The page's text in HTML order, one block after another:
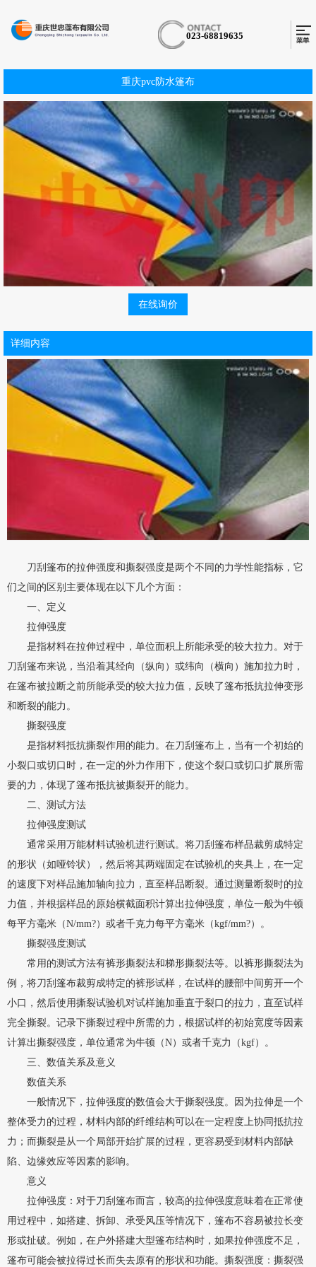
023-68819635
重庆pvc防水篷布
在线询价
详细内容
刀刮篷布的拉伸强度和撕裂强度是两个不同的力学性能指标，它
们之间的区别主要体现在以下几个方面：
一、定义
拉伸强度
是指材料在拉伸过程中，单位面积上所能承受的较大拉力。对于
刀刮篷布来说，当沿着其经向（纵向）或纬向（横向）施加拉力时，
在篷布被拉断之前所能承受的较大拉力值，反映了篷布抵抗拉伸变形
和断裂的能力。
撕裂强度
是指材料抵抗撕裂作用的能力。在刀刮篷布上，当有一个初始的
小裂口或切口时，在一定的外力作用下，使这个裂口或切口扩展所需
要的力，体现了篷布抵抗被撕裂开的能力。
二、测试方法
拉伸强度测试
通常采用万能材料试验机进行测试。将刀刮篷布样品裁剪成特定
的形状（如哑铃状），然后将其两端固定在试验机的夹具上，在一定
的速度下对样品施加轴向拉力，直至样品断裂。通过测量断裂时的拉
力值，并根据样品的原始横截面积计算出拉伸强度，单位一般为牛顿
每平方毫米（N/mm?）或者千克力每平方毫米（kgf/mm?）。
撕裂强度测试
常用的测试方法有裤形撕裂法和梯形撕裂法等。以裤形撕裂法为
例，将刀刮篷布裁剪成特定的裤形试样，在试样的腰部中间剪开一个
小口，然后使用撕裂试验机对试样施加垂直于裂口的拉力，直至试样
完全撕裂。记录下撕裂过程中所需的力，根据试样的初始宽度等因素
计算出撕裂强度，单位通常为牛顿（N）或者千克力（kgf）。
三、数值关系及意义
数值关系
一般情况下，拉伸强度的数值会大于撕裂强度。因为拉伸是一个
整体受力的过程，材料内部的纤维结构可以在一定程度上协同抵抗拉
力；而撕裂是从一个局部开始扩展的过程，更容易受到材料内部缺
陷、边缘效应等因素的影响。
意义
拉伸强度：对于刀刮篷布而言，较高的拉伸强度意味着在正常使
用过程中，如搭建、拆卸、承受风压等情况下，篷布不容易被拉长变
形或扯破。例如，在户外搭建大型篷布结构时，如果拉伸强度不足，
篷布可能会被拉得过长而失去原有的形状和功能。撕裂强度：撕裂强